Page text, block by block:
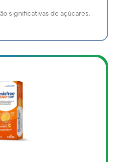
significativas de açúcares.